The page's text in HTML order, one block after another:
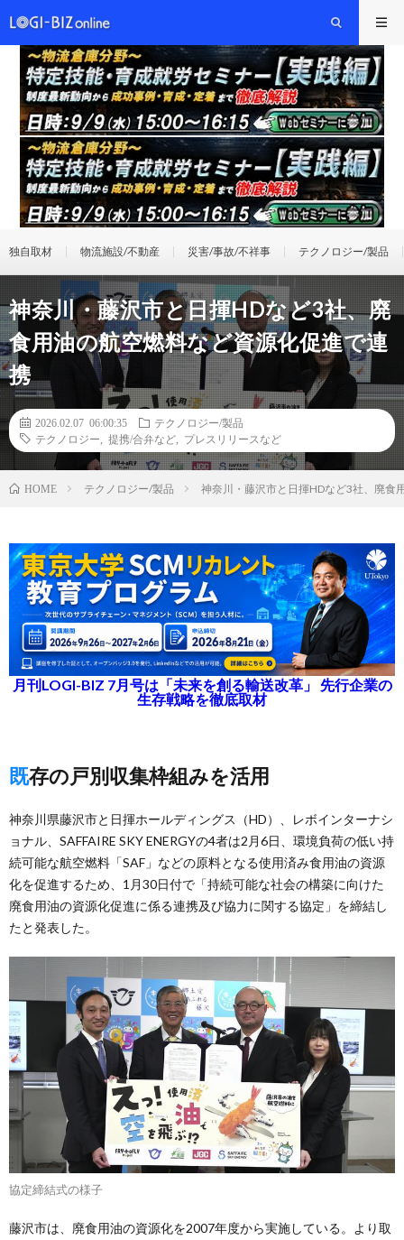
独自取材 物流施設/不動産 災害/事故/不祥事 テクノロジー/製品
神奈川・藤沢市と日揮HDなど3社、廃
食用油の航空燃料など資源化促進で連
携
2026.02.07 06:00:35
テクノロジー/製品
テクノロジー
提携/合弁など プレスリリースなど
HOME テクノロジー/製品 神奈川・藤沢市と日揮HDなど3社、廃食
月刊LOGI-BIZ 7月号は「未来を創る輸送改革」 先行企業の
生存戦略を徹底取材
既存の戸別収集枠組みを活用
神奈川県藤沢市と日揮ホールディングス（HD）、レボインターナシ
ョナル、SAFFAIRE SKY ENERGYの4者は2月6日、環境負荷の低い持
続可能な航空燃料「SAF」などの原料となる使用済み食用油の資源
化を促進するため、1月30日付で「持続可能な社会の構築に向けた
廃食用油の資源化促進に係る連携及び協力に関する協定」を締結し
たと発表した。
協定締結式の様子
藤沢市は、廃食用油の資源化を2007年度から実施している。より取